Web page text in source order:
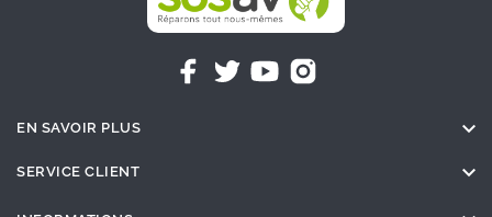
EN SAVOIR PLUS 
SERVICE CLIENT 